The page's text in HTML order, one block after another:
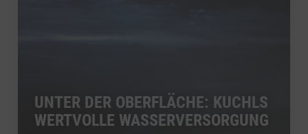
UNTER DER OBERFLÄCHE: KUCHLS
WERTVOLLE WASSERVERSORGUNG